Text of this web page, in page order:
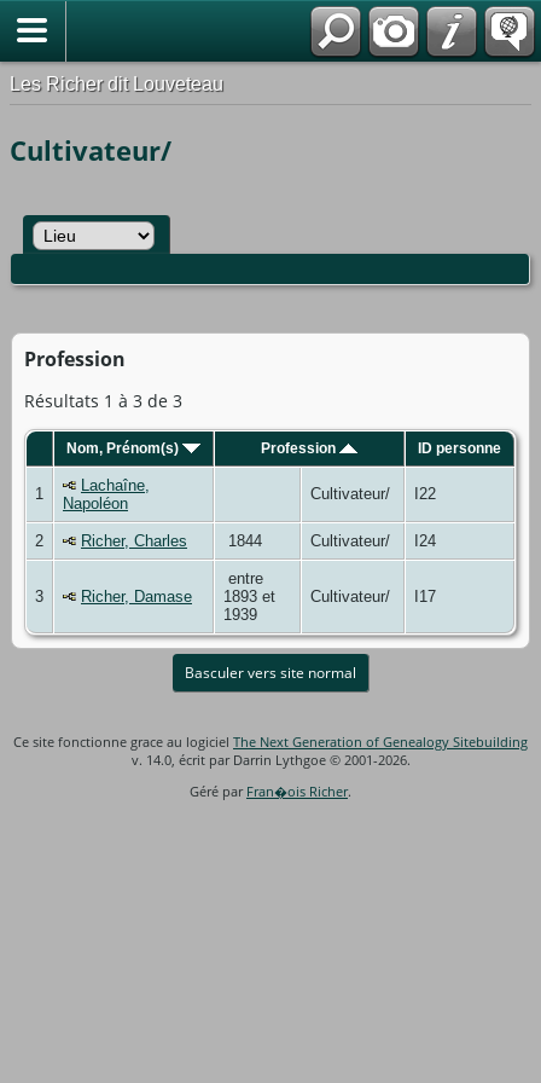
Les Richer dit Louveteau
Cultivateur/
Profession
Résultats 1 à 3 de 3
Nom, Prénom(s) Profession ID personne
1
Lachaîne,
Napoléon
Cultivateur/ I22
2 Richer, Charles 1844 Cultivateur/ I24
3 Richer, Damase
entre
1893 et
1939
Cultivateur/ I17
Basculer vers site normal
Ce site fonctionne grace au logiciel The Next Generation of Genealogy Sitebuilding
v. 14.0, écrit par Darrin Lythgoe © 2001-2026.
Géré par Fran�ois Richer.